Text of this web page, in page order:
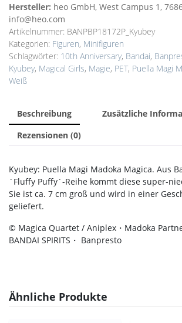
Hersteller: heo GmbH, West Campus 1,
info@heo.com
Artikelnummer: BANPBP18172P_Kyubey
Kategorien: Figuren, Minifiguren
Schlagwörter: 10th Anniversary, Bandai,
Kyubey, Magical Girls, Magie, PET, Puella Magi
Weiß
Beschreibung
Zusätzliche
Rezensionen (0)
Kyubey: Puella Magi Madoka Magica. Aus
´Fluffy Puffy´-Reihe kommt diese super-
Sie ist ca. 7 cm groß und wird in einer
geliefert.
© Magica Quartet / Aniplex・Madoka
BANDAI SPIRITS・ Banpresto
Ähnliche Produkte